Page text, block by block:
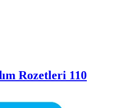
Rozetleri 110